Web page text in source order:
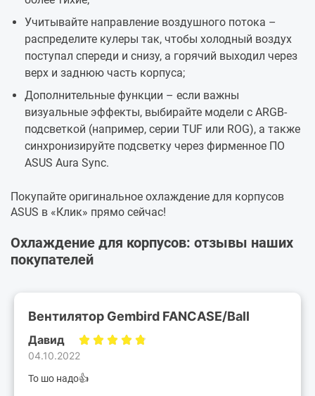
Учитывайте направление воздушного потока –
распределите кулеры так, чтобы холодный воздух
поступал спереди и снизу, а горячий выходил через
верх и заднюю часть корпуса;
Дополнительные функции – если важны
визуальные эффекты, выбирайте модели с ARGB-
подсветкой (например, серии TUF или ROG), а также
синхронизируйте подсветку через фирменное ПО
ASUS Aura Sync.
Покупайте оригинальное охлаждение для корпусов
ASUS в «Клик» прямо сейчас!
Охлаждение для корпусов: отзывы наших
покупателей
Вентилятор Gembird FANCASE/Ball
Давид
04.10.2022
То шо надо👍